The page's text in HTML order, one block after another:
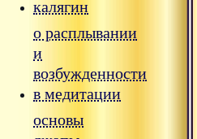
калягин
о расплывании
и
возбужденности
в медитации
основы